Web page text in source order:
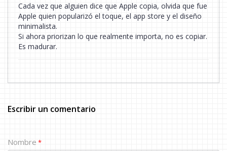
Cada vez que alguien dice que Apple copia, olvida que fue
Apple quien popularizó el toque, el app store y el diseño
minimalista.
Si ahora priorizan lo que realmente importa, no es copiar.
Es madurar.
Escribir un comentario
Nombre *